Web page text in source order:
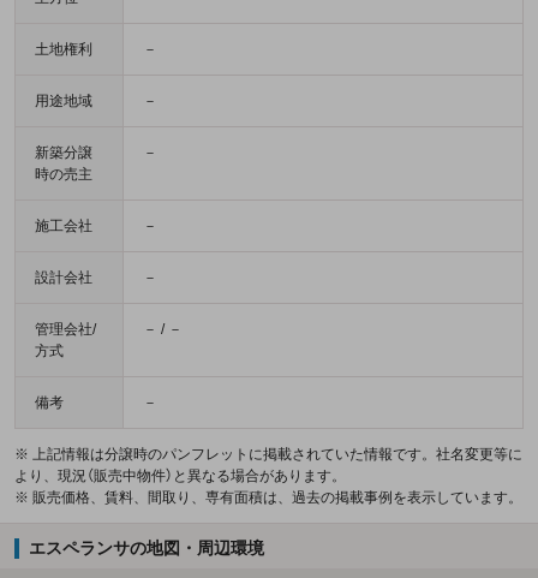
土地権利 －
用途地域 －
新築分譲
時の売主
－
施工会社 －
設計会社 －
管理会社/
方式
－ / －
備考 －
※ 上記情報は分譲時のパンフレットに掲載されていた情報です。社名変更等に
より、現況（販売中物件）と異なる場合があります。
※ 販売価格、賃料、間取り、専有面積は、過去の掲載事例を表示しています。
エスペランサの地図・周辺環境